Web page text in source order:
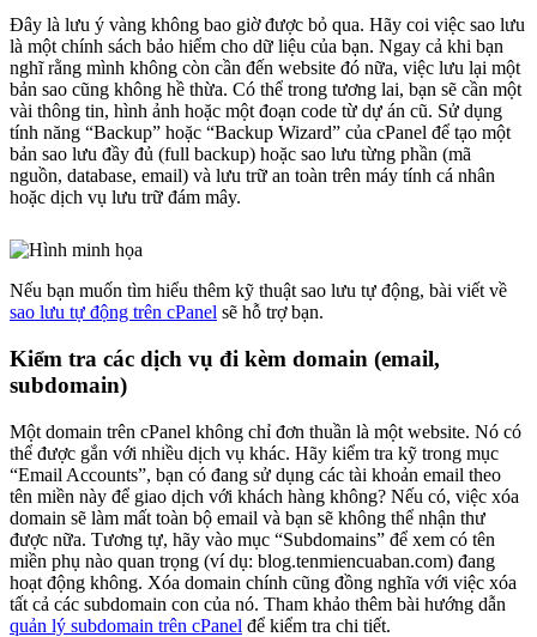
Đây là lưu ý vàng không bao giờ được bỏ qua. Hãy coi việc sao lưu
là một chính sách bảo hiểm cho dữ liệu của bạn. Ngay cả khi bạn
nghĩ rằng mình không còn cần đến website đó nữa, việc lưu lại một
bản sao cũng không hề thừa. Có thể trong tương lai, bạn sẽ cần một
vài thông tin, hình ảnh hoặc một đoạn code từ dự án cũ. Sử dụng
tính năng “Backup” hoặc “Backup Wizard” của cPanel để tạo một
bản sao lưu đầy đủ (full backup) hoặc sao lưu từng phần (mã
nguồn, database, email) và lưu trữ an toàn trên máy tính cá nhân
hoặc dịch vụ lưu trữ đám mây.
Nếu bạn muốn tìm hiểu thêm kỹ thuật sao lưu tự động, bài viết về
sao lưu tự động trên cPanel sẽ hỗ trợ bạn.
Kiểm tra các dịch vụ đi kèm domain (email,
subdomain)
Một domain trên cPanel không chỉ đơn thuần là một website. Nó có
thể được gắn với nhiều dịch vụ khác. Hãy kiểm tra kỹ trong mục
“Email Accounts”, bạn có đang sử dụng các tài khoản email theo
tên miền này để giao dịch với khách hàng không? Nếu có, việc xóa
domain sẽ làm mất toàn bộ email và bạn sẽ không thể nhận thư
được nữa. Tương tự, hãy vào mục “Subdomains” để xem có tên
miền phụ nào quan trọng (ví dụ: blog.tenmiencuaban.com) đang
hoạt động không. Xóa domain chính cũng đồng nghĩa với việc xóa
tất cả các subdomain con của nó. Tham khảo thêm bài hướng dẫn
quản lý subdomain trên cPanel để kiểm tra chi tiết.